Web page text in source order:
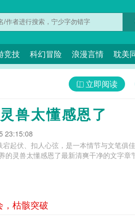
竞技 科幻冒险 浪漫言情 耽美
立即阅读
兽太懂感恩了
23:15:08
起伏、扣人心弦，是一本情节与文笔俱
灵兽太懂感恩了最新清爽干净的文字章
，枯骸突破